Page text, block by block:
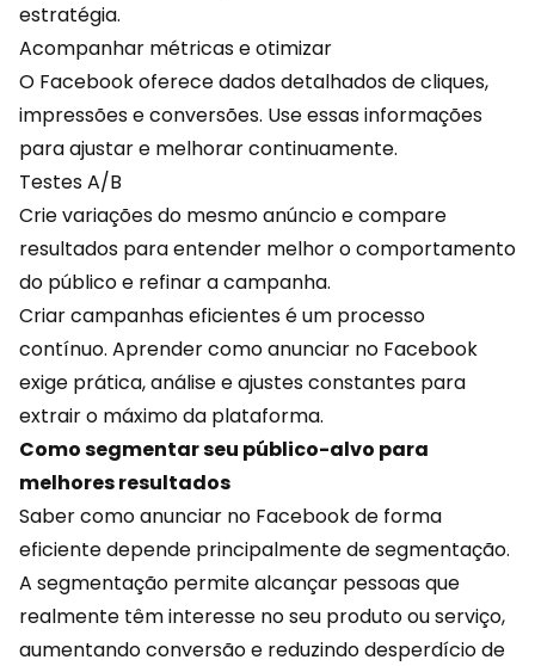
estratégia.
Acompanhar métricas e otimizar
O Facebook oferece dados detalhados de cliques,
impressões e conversões. Use essas informações
para ajustar e melhorar continuamente.
Testes A/B
Crie variações do mesmo anúncio e compare
resultados para entender melhor o comportamento
do público e refinar acampanha.
Criar campanhas eficientes é um processo
contínuo. Aprender como anunciar no Facebook
exige prática, análise e ajustes constantes para
extrair o máximo da plataforma.
Como segmentar seu público-alvo para
melhores resultados
Saber como anunciar no Facebook de forma
eficiente depende principalmente de segmentação.
A segmentação permite alcançar pessoas que
realmente têm interesse no seu produto ou serviço,
aumentando conversão e reduzindo desperdício de